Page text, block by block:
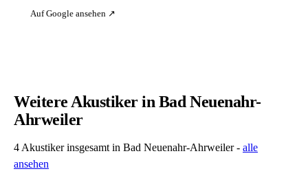
Auf Google ansehen ↗
Weitere Akustiker in Bad Neuenahr-
Ahrweiler
4 Akustiker insgesamt in Bad Neuenahr-Ahrweiler - alle
ansehen